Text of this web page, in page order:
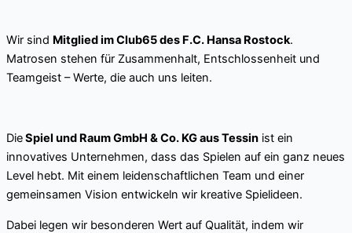
Wir sind Mitglied im Club65 des F.C. Hansa Rostock.
Matrosen stehen für Zusammenhalt, Entschlossenheit und
Teamgeist – Werte, die auch uns leiten.
DieSpiel und Raum GmbH & Co. KG aus Tessin ist ein
innovatives Unternehmen, dass das Spielen auf ein ganz neues
Level hebt. Mit einem leidenschaftlichen Team und einer
gemeinsamen Vision entwickeln wir kreative Spielideen.
Dabei legen wir besonderen Wert auf Qualität, indem wir